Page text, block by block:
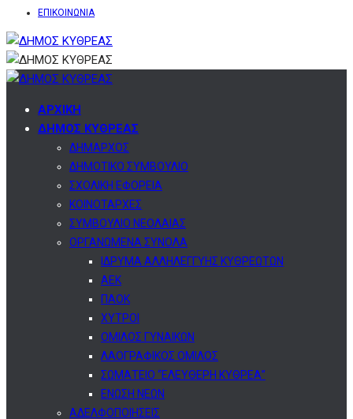
ΕΠΙΚΟΙΝΩΝΙΑ
ΑΡΧΙΚΗ
ΔΗΜΟΣ ΚΥΘΡΕΑΣ
ΔΗΜΑΡΧΟΣ
ΔΗΜΟΤΙΚΟ ΣΥΜΒΟΥΛΙΟ
ΣΧΟΛΙΚΗ ΕΦΟΡΕΙΑ
ΚΟΙΝΟΤΑΡΧΕΣ
ΣΥΜΒΟΥΛΙΟ ΝΕΟΛΑΙΑΣ
ΟΡΓΑΝΩΜΕΝΑ ΣΥΝΟΛΑ
ΙΔΡΥΜΑ ΑΛΛΗΛΕΓΓΥΗΣ ΚΥΘΡΕΩΤΩΝ
ΑΕΚ
ΠΑΟΚ
ΧΥΤΡΟΙ
ΟΜΙΛΟΣ ΓΥΝΑΙΚΩΝ
ΛΑΟΓΡΑΦΙΚΟΣ ΟΜΙΛΟΣ
ΣΩΜΑΤΕΙΟ “ΕΛΕΥΘΕΡΗ ΚΥΘΡΕΑ”
ΕΝΩΣΗ ΝΕΩΝ
ΑΔΕΛΦΟΠΟΙΗΣΕΙΣ